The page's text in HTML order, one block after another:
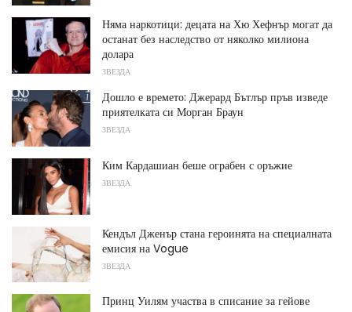
Няма наркотици: децата на Хю Хефнър могат да
останат без наследство от няколко милиона
долара
ЗВЕЗДА
Дошло е времето: Джерард Бътлър пръв изведе
приятелката си Морган Браун
ЗВЕЗДА
Ким Кардашиан беше ограбен с оръжие
ЗВЕЗДА
Кендъл Дженър стана героинята на специалната
емисия на Vogue
ЗВЕЗДА
Принц Уилям участва в списание за гейове